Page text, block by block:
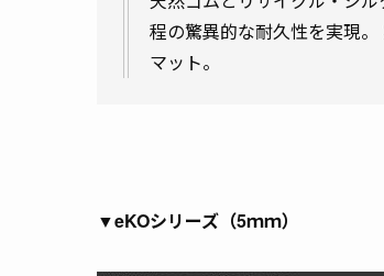
程の驚異的な耐久性を実現
マット。
▼eKOシリーズ（5ｍｍ）